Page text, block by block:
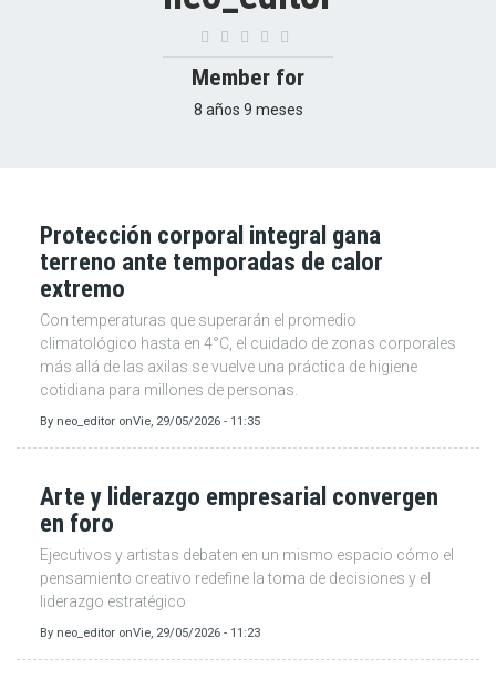
Member for
8 años 9 meses
Protección corporal integral gana
terreno ante temporadas de calor
extremo
Con temperaturas que superarán el promedio
climatológico hasta en 4°C, el cuidado de zonas corporales
más allá de las axilas se vuelve una práctica de higiene
cotidiana para millones de personas.
By neo_editor onVie, 29/05/2026 - 11:35
Arte y liderazgo empresarial convergen
en foro
Ejecutivos y artistas debaten en un mismo espacio cómo el
pensamiento creativo redefine la toma de decisiones y el
liderazgo estratégico
By neo_editor onVie, 29/05/2026 - 11:23